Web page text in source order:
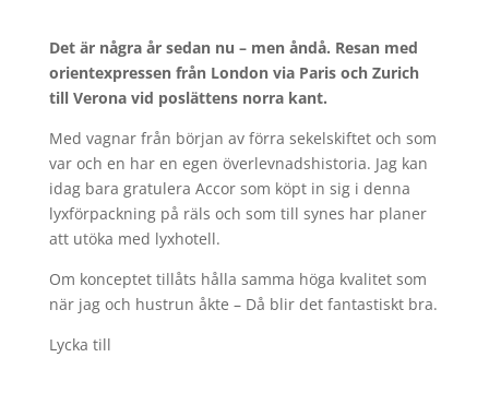
Det är några år sedan nu – men åndå. Resan med
orientexpressen från London via Paris och Zurich
till Verona vid poslättens norra kant.
Med vagnar från början av förra sekelskiftet och som
var och en har en egen överlevnadshistoria. Jag kan
idag bara gratulera Accor som köpt in sig i denna
lyxförpackning på räls och som till synes har planer
att utöka med lyxhotell.
Om konceptet tillåts hålla samma höga kvalitet som
när jag och hustrun åkte – Då blir det fantastiskt bra.
Lycka till